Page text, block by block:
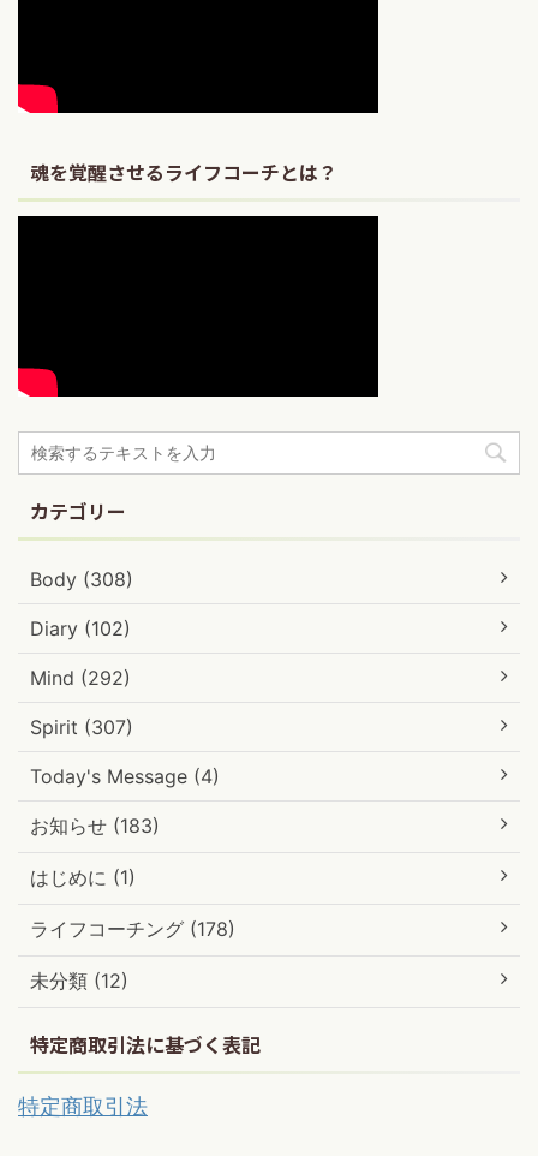
魂を覚醒させるライフコーチとは？
カテゴリー
Body (308)
Diary (102)
Mind (292)
Spirit (307)
Today's Message (4)
お知らせ (183)
はじめに (1)
ライフコーチング (178)
未分類 (12)
特定商取引法に基づく表記
特定商取引法